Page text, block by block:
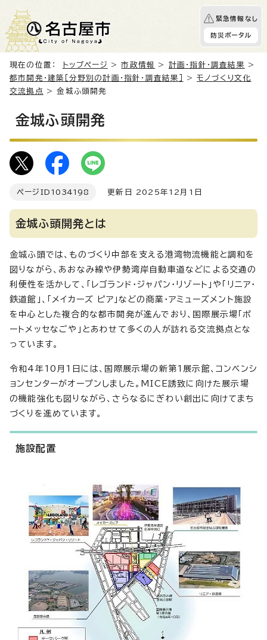
緊急情報なし
防災ポータル
現在の位置： トップページ >市政情報 > 計画・指針・調査結果
>
都市開発・建築［分野別の計画・指針・調査結果］
>モノづくり文化
交流拠点
> 金城ふ頭開発
金城ふ頭開発
ページID 1034198 更新日 2025年12月1日
金城ふ頭開発とは
金城ふ頭では、ものづくり中部を支える港湾物流機能と調和を
図りながら、あおなみ線や伊勢湾岸自動車道などによる交通の
利便性を活かして、「レゴランド・ジャパン・リゾート」や「リニア・
鉄道館」、「メイカーズ ピア」などの商業・アミューズメント施設
を中心とした複合的な都市開発が進んでおり、国際展示場「ポ
ートメッセなごや」とあわせて多くの人が訪れる交流拠点とな
っています。
令和4年10月1日には、国際展示場の新第1展示館、コンベンシ
ョンセンターがオープンしました。MICE誘致に向けた展示場
の機能強化も図りながら、さらなるにぎわい創出に向けてまち
づくりを進めています。
施設配置